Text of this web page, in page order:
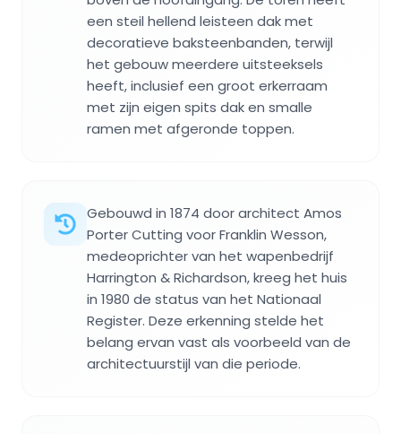
een steil hellend leisteen dak met
decoratieve baksteenbanden, terwijl
het gebouw meerdere uitsteeksels
heeft, inclusief een groot erkerraam
met zijn eigen spits dak en smalle
ramen met afgeronde toppen.
Gebouwd in 1874 door architect Amos
Porter Cutting voor Franklin Wesson,
medeoprichter van het wapenbedrijf
Harrington & Richardson, kreeg het huis
in 1980 de status van het Nationaal
Register. Deze erkenning stelde het
belang ervan vast als voorbeeld van de
architectuurstijl van die periode.